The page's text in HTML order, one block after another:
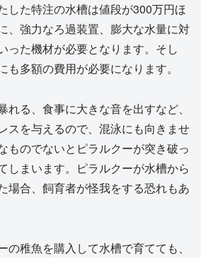
した特注の水槽は値段が300万円ほ
、強力なろ過装置、膨大な水量に対
った機材が必要となります。そし
も多額の費用が必要になります。
れる、食事に大きな音を出すなど、
スを与えるので、混泳にも向きませ
ものでないとピラルクーが突き破っ
しまいます。ピラルクーが水槽から
場合、飼育者が怪我をする恐れもあ
の稚魚を購入して水槽で育てても、